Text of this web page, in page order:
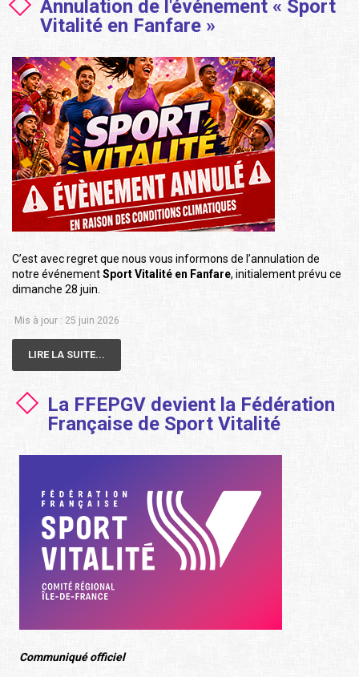
Annulation de l'événement « Sport
Vitalité en Fanfare »
C’est avec regret que nous vous informons de l’annulation de
notre événementSport Vitalité en Fanfare, initialement prévu ce
dimanche 28 juin.
Mis à jour : 25 juin 2026
LIRE LA SUITE...
La FFEPGV devient la Fédération
Française de Sport Vitalité
Communiqué officiel